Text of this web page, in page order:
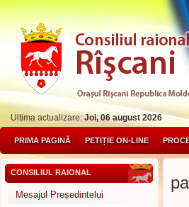
Ultima actualizare:Joi, 06 august 2026
PRIMA PAGINĂ PETIȚIE ON-LINE
CONSILIUL RAIONAL
Mesajul Președintelui